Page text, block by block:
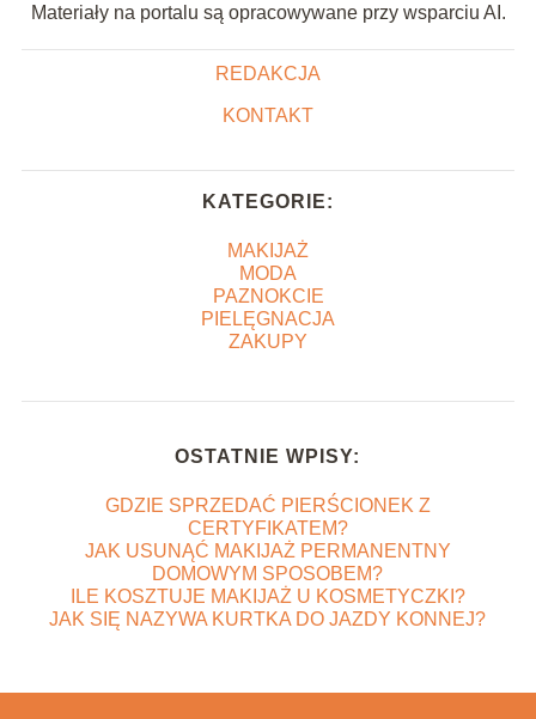
Materiały na portalu są opracowywane przy wsparciu AI.
REDAKCJA
KONTAKT
KATEGORIE:
MAKIJAŻ
MODA
PAZNOKCIE
PIELĘGNACJA
ZAKUPY
OSTATNIE WPISY:
GDZIE SPRZEDAĆ PIERŚCIONEK Z
CERTYFIKATEM?
JAK USUNĄĆ MAKIJAŻ PERMANENTNY
DOMOWYM SPOSOBEM?
ILE KOSZTUJE MAKIJAŻ U KOSMETYCZKI?
JAK SIĘ NAZYWA KURTKA DO JAZDY KONNEJ?